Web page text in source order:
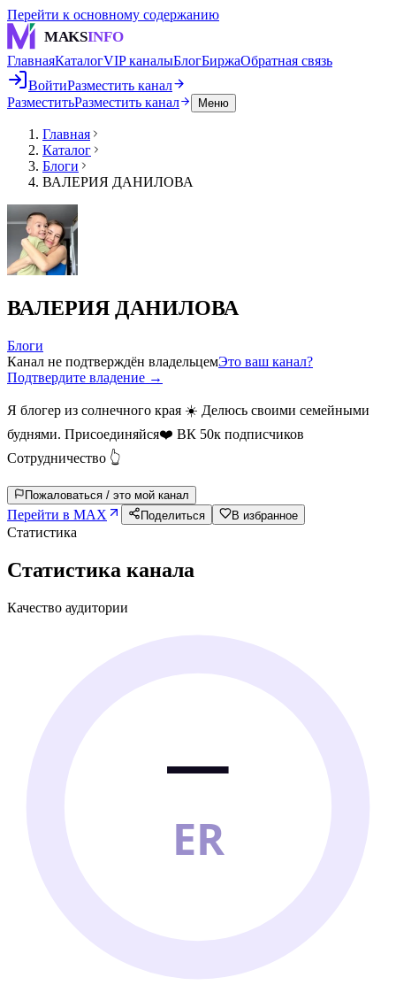
Перейти к основному содержанию
MAKSINFO
ГлавнаяКаталогVIP каналыБлогБиржаОбратная связь
ВойтиРазместить канал
РазместитьРазместить канал Меню
Главная
Каталог
Блоги
ВАЛЕРИЯ ДАНИЛОВА
ВАЛЕРИЯ ДАНИЛОВА
Блоги
Канал не подтверждён владельцемЭто ваш канал?
Подтвердите владение →
Я блогер из солнечного края ☀️ Делюсь своими семейными
буднями. Присоединяйся❤️ ВК 50к подписчиков
Сотрудничество 👆
Пожаловаться / это мой канал
Перейти в MAX Поделиться В избранное
Статистика
Статистика канала
Качество аудитории
—
ER